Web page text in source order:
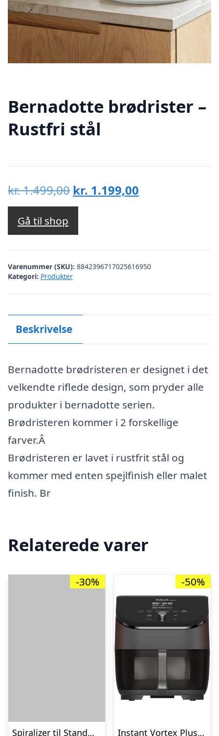
Bernadotte brødrister –
Rustfri stål
kr.1.499,00 Den
oprindelige
var:
kr. 1.499,00.
kr. 1.199,00
kr. 1.199,00.
Gå til shop
Varenummer (SKU): 8842396717025616950
Kategori: Produkter
Beskrivelse
Bernadotte brødristeren er designet i det
velkendte riflede design, som pryder alle
produkter i bernadotte serien.
Brødristeren kommer i 2 forskellige
farver.Â
Brødristeren er lavet i rustfrit stål og
kommer med enten spejlfinish eller malet
finish. Br
Relaterede varer
-30%
Spiralizer til Standmixer
-50%
Instant Vortex Plus ClearCook airfryer – 5,7L